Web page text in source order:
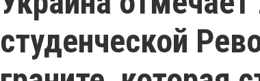
студенческой